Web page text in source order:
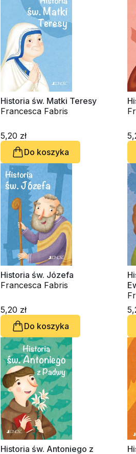
Historia św. Matki Teresy
Francesca Fabris
5,20 zł
Do koszyka
Historia św. Józefa
Francesca Fabris
5,20 zł
Do koszyka
Historia św. Antoniego z